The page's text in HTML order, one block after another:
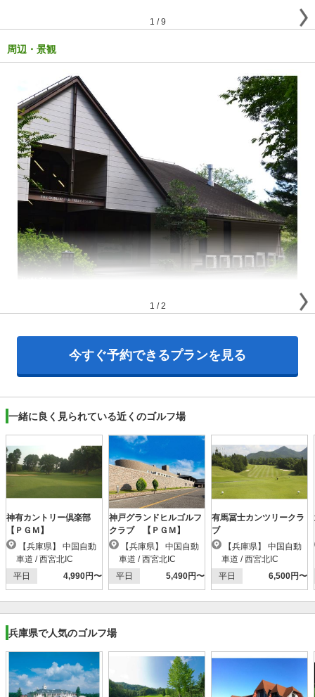
1 /9
周辺・景観
1 /2
今すぐ予約できるプランを見る
一緒に良く見られている近くのゴルフ場
神有カントリー倶楽部
【ＰＧＭ】
車道 / 西宮北IC
平日
4,990円〜
神戸グランドヒルゴルフ
クラブ 【ＰＧＭ】
車道 / 西宮北IC
平日
5,490円〜
有馬冨士カンツリークラ
ブ
車道 / 西宮北IC
平日
6,500円〜
兵庫県で人気のゴルフ場